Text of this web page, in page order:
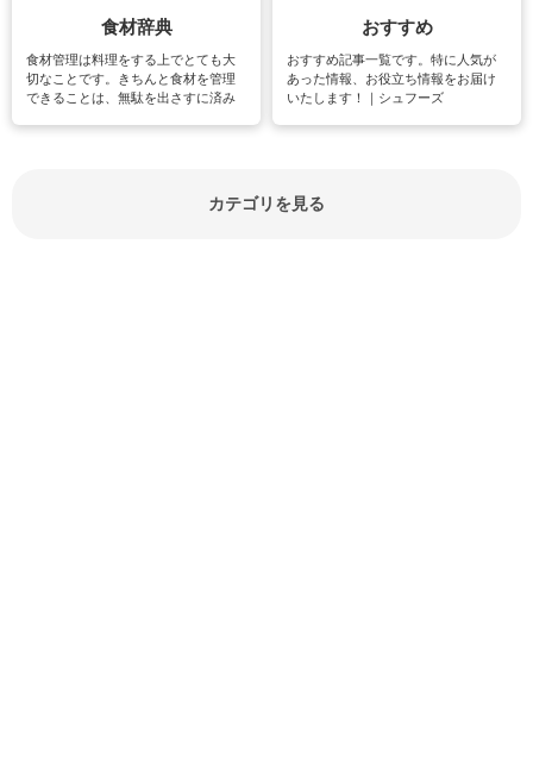
食材辞典
食材管理は料理をする上でとても大
切なことです。きちんと食材を管理
できることは、無駄を出さすに済み
おすすめ
おすすめ記事一覧です。特に人気が
あった情報、お役立ち情報をお届け
いたします！｜シュフーズ
カテゴリを見る